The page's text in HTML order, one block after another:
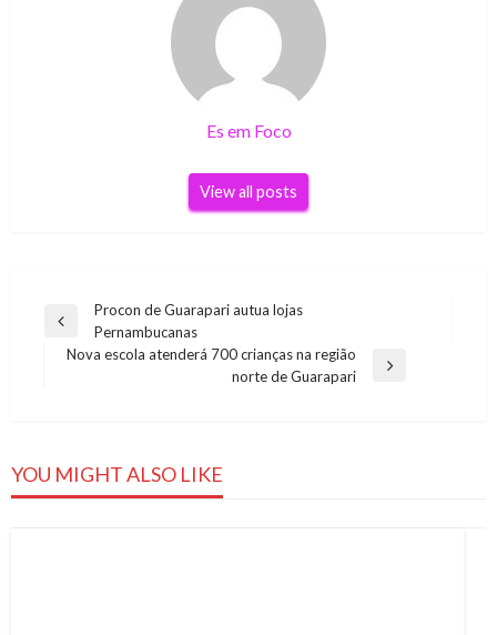
Es em Foco
View all posts
Navegação
de
Previous
Post
Procon de Guarapari autua lojas
Pernambucanas
Nova escola atenderá 700 crianças na região
norte de Guarapari
YOU MIGHT ALSO LIKE